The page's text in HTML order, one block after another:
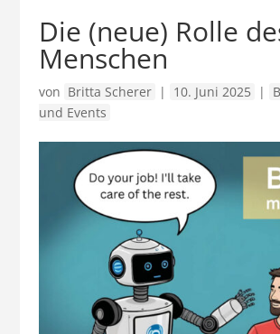
Die (neue) Rolle
Menschen
von Britta Scherer | 10. Juni 2025 |
und Events